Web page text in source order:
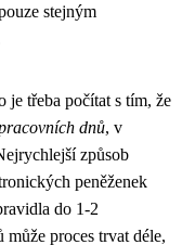
stejným
je třeba počítat s tím, že
dnů, v
způsob
peněženek
do 1-2
proces trvat déle,